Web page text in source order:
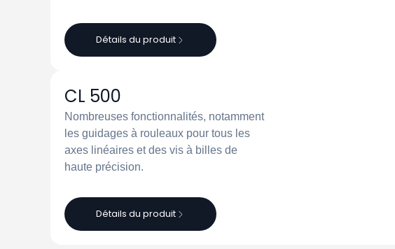
Détails du produit
CL 500
Nombreuses fonctionnalités, notamment
les guidages à rouleaux pour tous les
axes linéaires et des vis à billes de
haute précision.
Détails du produit